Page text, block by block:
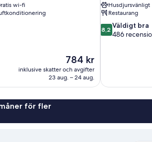
wi-fi
Priset
är
784 kr
784 kr
inklusive skatter och avgifter
23 aug. – 24 aug.
Husdjursvänligt
Restaurang
8.2
av
8,2 Väldigt bra
486
för fler